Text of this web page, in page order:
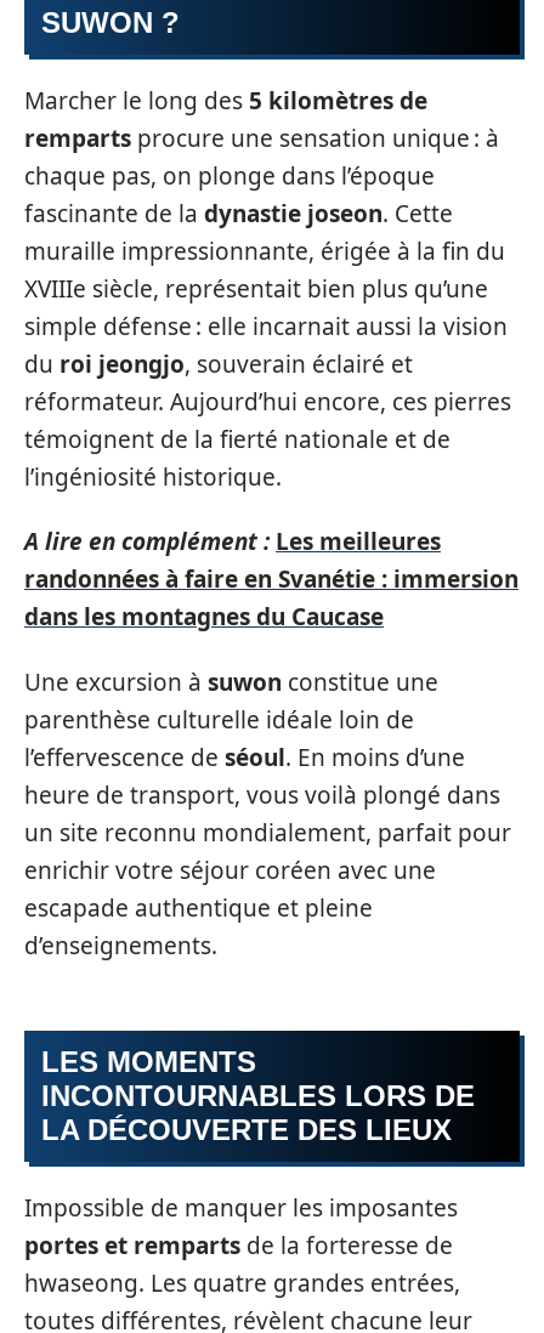
SUWON ?
Marcher le long des 5 kilomètres de
remparts procure une sensation unique : à
chaque pas, on plonge dans l’époque
fascinante de la dynastie joseon. Cette
muraille impressionnante, érigée à la fin du
XVIIIe siècle, représentait bien plus qu’une
simple défense : elle incarnait aussi la vision
du roi jeongjo, souverain éclairé et
réformateur. Aujourd’hui encore, ces pierres
témoignent de la fierté nationale et de
l’ingéniosité historique.
A lire en complément : Les meilleures
randonnées à faire en Svanétie : immersion
dans les montagnes du Caucase
Une excursion à suwon constitue une
parenthèse culturelle idéale loin de
l’effervescence de séoul. En moins d’une
heure de transport, vous voilà plongé dans
un site reconnu mondialement, parfait pour
enrichir votre séjour coréen avec une
escapade authentique et pleine
d’enseignements.
LES MOMENTS
INCONTOURNABLES LORS DE
LA DÉCOUVERTE DES LIEUX
Impossible de manquer les imposantes
portes et remparts de la forteresse de
hwaseong. Les quatre grandes entrées,
toutes différentes, révèlent chacune leur